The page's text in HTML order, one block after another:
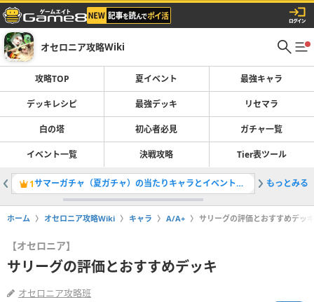
オセロニア攻略Wiki
攻略TOP 夏イベント 最強キャラ
デッキレシピ 最強デッキ リセマラ
白の塔 初心者必見 ガチャ一覧
イベント一覧 決戦攻略 Tier表ツール
1 サマーガチャ（夏ガチャ）の当たりキャラとイベント情報 2コスト
もっとみる
ホーム オセロニア攻略Wiki キャラ A/A+ サリーグの評価とおすすめデッキ
【オセロニア】
サリーグの評価とおすすめデッキ
オセロニア攻略班